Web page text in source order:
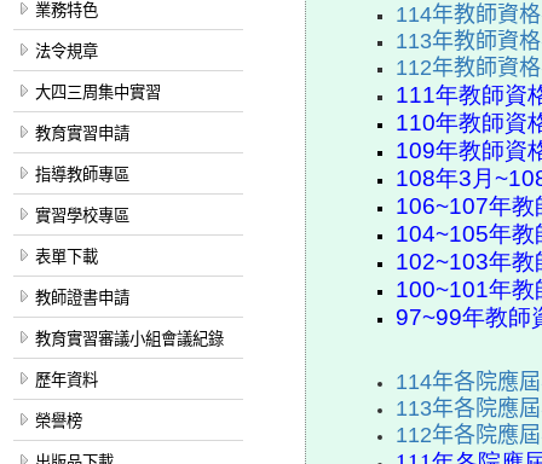
業務特色
法令規章
大四三周集中實習
教育實習申請
指導教師專區
實習學校專區
表單下載
教師證書申請
教育實習審議小組會議紀錄
歷年資料
榮譽榜
114年教師資
113年教師資
112年教師資
111年教師資
110年教師資
109年教師資
108年3月
106~107年教
104~105年教
102~103年教
100~101年教
97~99年教師
114年各院應
113年各院應
112年各院應